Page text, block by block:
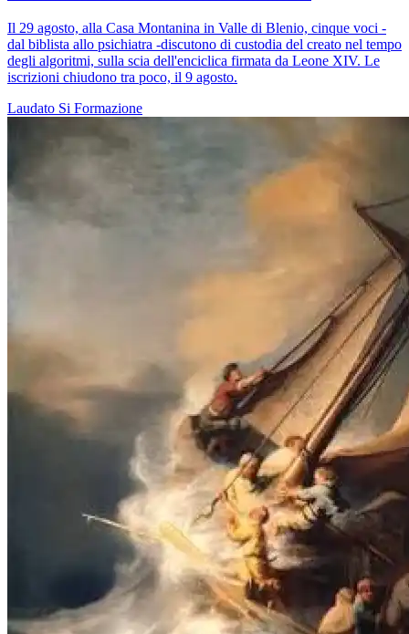
Il 29 agosto, alla Casa Montanina in Valle di Blenio, cinque voci -
dal biblista allo psichiatra -discutono di custodia del creato nel tempo
degli algoritmi, sulla scia dell'enciclica firmata da Leone XIV. Le
iscrizioni chiudono tra poco, il 9 agosto.
Laudato Si Formazione